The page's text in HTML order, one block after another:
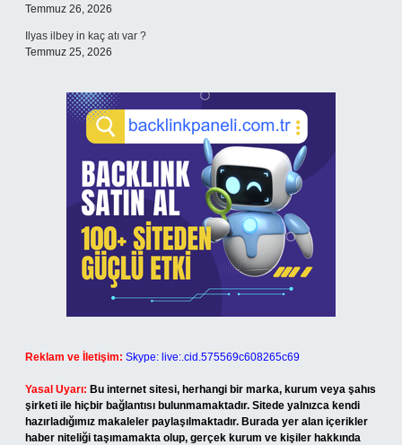
Temmuz 26, 2026
Ilyas ilbey in kaç atı var ?
Temmuz 25, 2026
Reklam ve İletişim: Skype: live:.cid.575569c608265c69
Yasal Uyarı: Bu internet sitesi, herhangi bir marka, kurum veya şahıs
şirketi ile hiçbir bağlantısı bulunmamaktadır. Sitede yalnızca kendi
hazırladığımız makaleler paylaşılmaktadır. Burada yer alan içerikler
haber niteliği taşımamakta olup, gerçek kurum ve kişiler hakkında